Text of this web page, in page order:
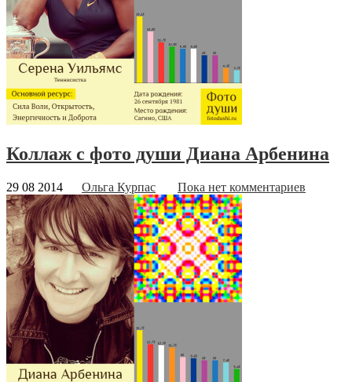
Коллаж с фото души Диана Арбенина
29 08 2014 Ольга Курпас Пока нет комментариев